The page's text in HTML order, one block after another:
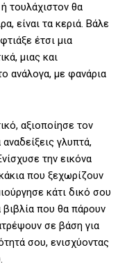
τουλάχιστον θα
είναι τα κεριά. Βάλε
έτσι μια
μιας και
ανάλογα, με φανάρια
αξιοποίησε τον
γλυπτά,
την εικόνα
που ξεχωρίζουν
κάτι δικό σου
που θα πάρουν
σε βάση για
σου, ενισχύοντας